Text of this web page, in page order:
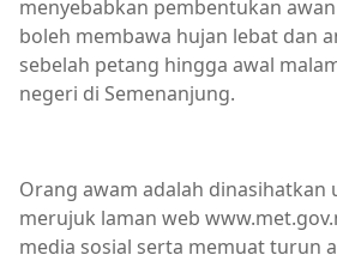
menyebabkan pembentukan
boleh membawa hujan lebat dan
sebelah petang hingga awal
negeri di Semenanjung.
Orang awam adalah dinasihatkan
merujuk laman web
media sosial serta memuat turun